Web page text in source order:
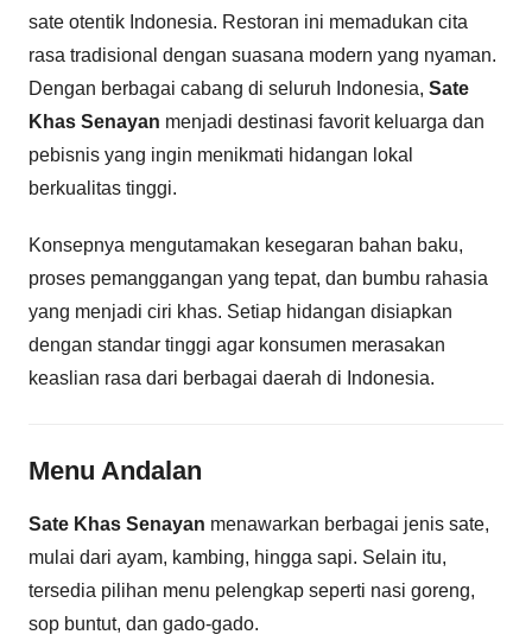
sate otentik Indonesia. Restoran ini memadukan cita
rasa tradisional dengan suasana modern yang nyaman.
Dengan berbagai cabang di seluruh Indonesia, Sate
Khas Senayan menjadi destinasi favorit keluarga dan
pebisnis yang ingin menikmati hidangan lokal
berkualitas tinggi.
Konsepnya mengutamakan kesegaran bahan baku,
proses pemanggangan yang tepat, dan bumbu rahasia
yang menjadi ciri khas. Setiap hidangan disiapkan
dengan standar tinggi agar konsumen merasakan
keaslian rasa dari berbagai daerah di Indonesia.
Menu Andalan
Sate Khas Senayan menawarkan berbagai jenis sate,
mulai dari ayam, kambing, hingga sapi. Selain itu,
tersedia pilihan menu pelengkap seperti nasi goreng,
sop buntut, dan gado-gado.